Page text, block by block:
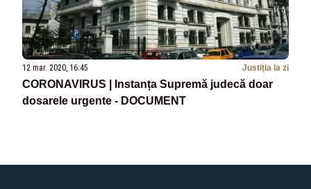
12 mar. 2020, 16:45 Justiția la zi
CORONAVIRUS | Instanța Supremă judecă doar
dosarele urgente - DOCUMENT